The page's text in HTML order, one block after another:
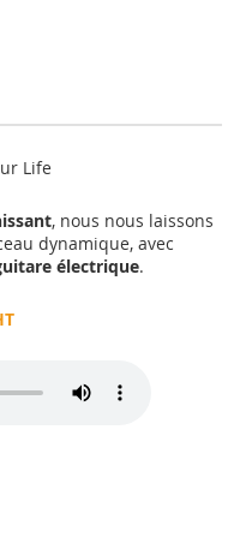
Life
, nous nous laissons
dynamique, avec
électrique.